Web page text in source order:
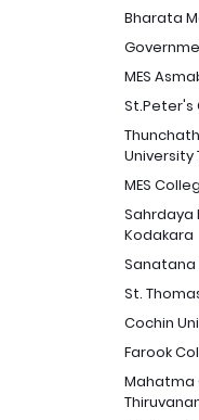
Bharata
MES
St.Peter's
University
MES
Kodakara
Sanatana
St.
Cochin
Farook
Mahatma